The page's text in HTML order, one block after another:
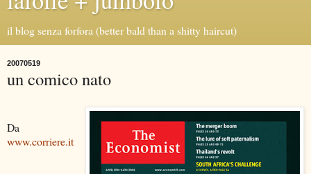
il blog senza forfora (better bald than a shitty haircut)
20070519
un comico nato
Da
www.corriere.it